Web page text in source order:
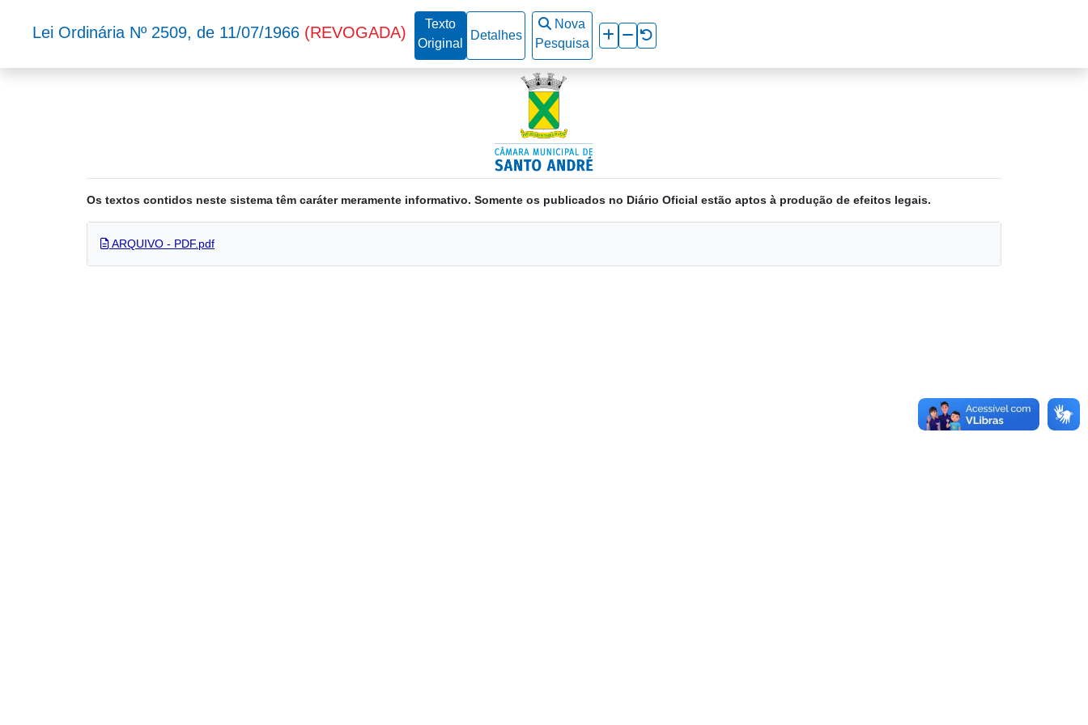
Os textos contidos neste sistema têm caráter meramente informativo. Somente os publicados no Diário Oficial estão aptos à produção de efeitos legais.
Lei Ordinária Nº 2509, de 11/07/1966 (REVOGADA)
Texto
Original
Detalhes
Nova
Pesquisa
ARQUIVO - PDF.pdf